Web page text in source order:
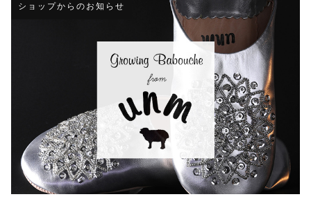
ショップからのお知らせ